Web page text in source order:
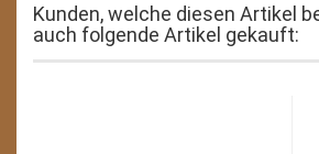
Kunden, welche diesen Artikel
auch folgende Artikel gekauft: